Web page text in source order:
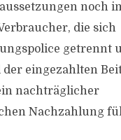
noch
die sich
getrennt
eingezahlten
nachträglicher
Nachzahlung